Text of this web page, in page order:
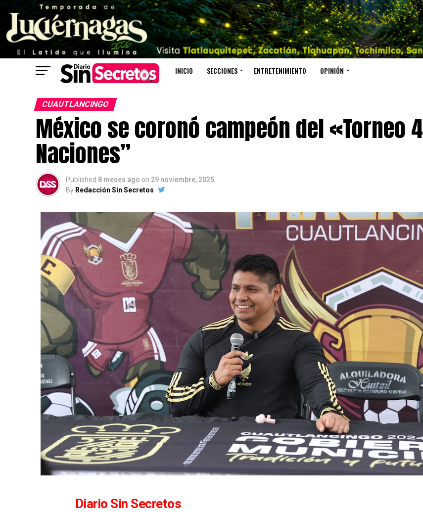
INICIO SECCIONES ENTRETENIMIENTO OPINIÓN
CUAUTLANCINGO
México se coronó campeón del «Torneo 4
Naciones”
Published 8 meses ago on 29 noviembre, 2025
By Redacción Sin Secretos
Diario Sin Secretos